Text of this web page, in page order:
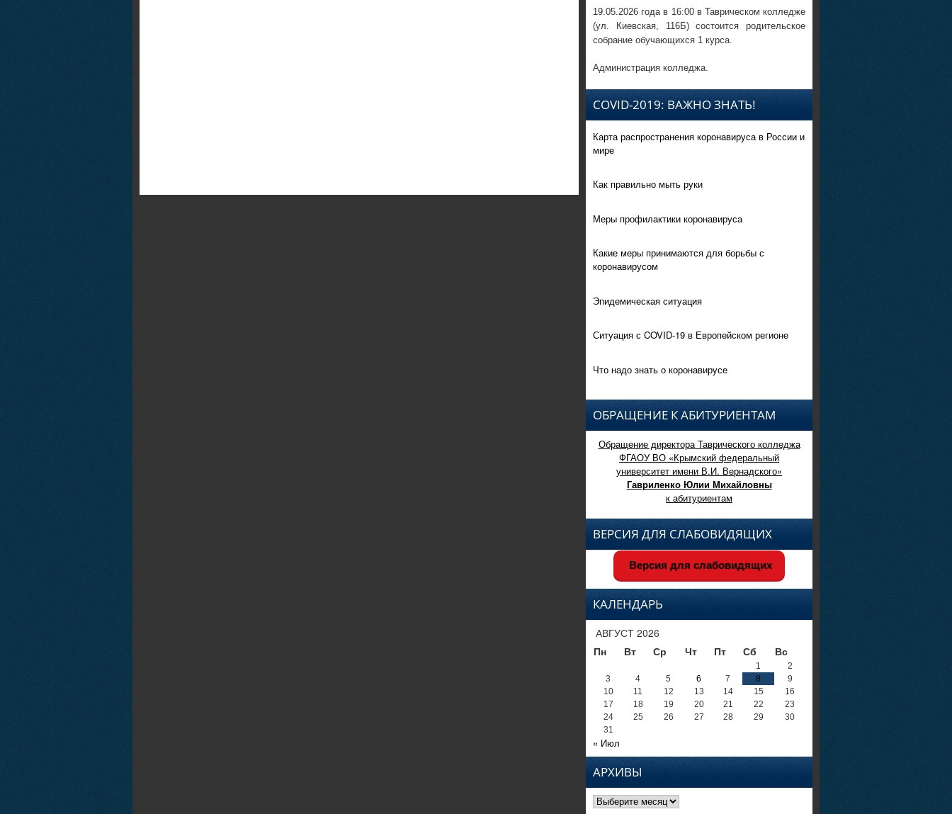
19.05.2026 года в 16:00 в Таврическом колледже
(ул. Киевская, 116Б) состоится родительское
собрание обучающихся 1 курса.
Администрация колледжа.
COVID-2019: ВАЖНО ЗНАТЬ!
Карта распространения коронавируса в России и
мире
Как правильно мыть руки
Меры профилактики коронавируса
Какие меры принимаются для борьбы с
коронавирусом
Эпидемическая ситуация
Ситуация с COVID-19 в Европейском регионе
Что надо знать о коронавирусе
ОБРАЩЕНИЕ К АБИТУРИЕНТАМ
Обращение директора Таврического колледжа
ФГАОУ ВО «Крымский федеральный
университет имени В.И. Вернадского»
Гавриленко Юлии Михайловны
к абитуриентам
ВЕРСИЯ ДЛЯ СЛАБОВИДЯЩИХ
Версия для слабовидящих
КАЛЕНДАРЬ
АВГУСТ 2026
Пн
Вт Ср Чт Пт Сб Вс
1
2
3
4 5 6 7 8
9
10
11 12 13 14 15
16
17
18 19 20 21 22
23
24
25 26 27 28 29
30
31
« Июл
АРХИВЫ
Архивы